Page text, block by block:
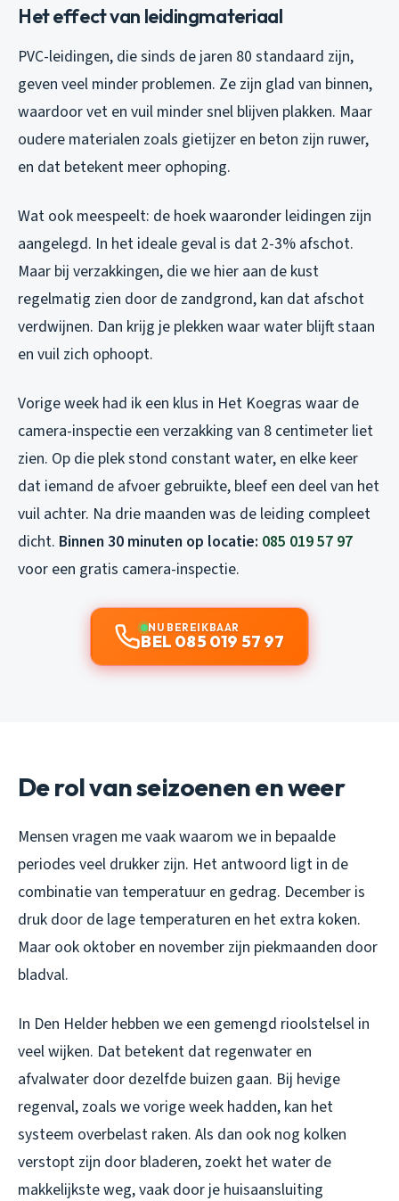
Het effect van leidingmateriaal
PVC-leidingen, die sinds de jaren 80 standaard zijn,
geven veel minder problemen. Ze zijn glad van binnen,
waardoor vet en vuil minder snel blijven plakken. Maar
oudere materialen zoals gietijzer en beton zijn ruwer,
en dat betekent meer ophoping.
Wat ook meespeelt: de hoek waaronder leidingen zijn
aangelegd. In het ideale geval is dat 2-3% afschot.
Maar bij verzakkingen, die we hier aan de kust
regelmatig zien door de zandgrond, kan dat afschot
verdwijnen. Dan krijg je plekken waar water blijft staan
en vuil zich ophoopt.
Vorige week had ik een klus in Het Koegras waar de
camera-inspectie een verzakking van 8 centimeter liet
zien. Op die plek stond constant water, en elke keer
dat iemand de afvoer gebruikte, bleef een deel van het
vuil achter. Na drie maanden was de leiding compleet
dicht. Binnen 30 minuten op locatie: 085 019 57 97
voor een gratis camera-inspectie.
NU BEREIKBAAR
BEL 085 019 57 97
De rol van seizoenen en weer
Mensen vragen me vaak waarom we in bepaalde
periodes veel drukker zijn. Het antwoord ligt in de
combinatie van temperatuur en gedrag. December is
druk door de lage temperaturen en het extra koken.
Maar ook oktober en november zijn piekmaanden door
bladval.
In Den Helder hebben we een gemengd rioolstelsel in
veel wijken. Dat betekent dat regenwater en
afvalwater door dezelfde buizen gaan. Bij hevige
regenval, zoals we vorige week hadden, kan het
systeem overbelast raken. Als dan ook nog kolken
verstopt zijn door bladeren, zoekt het water de
makkelijkste weg, vaak door je huisaansluiting